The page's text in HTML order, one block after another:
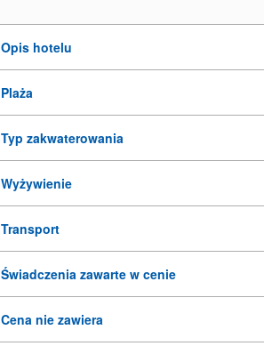
Opis hotelu
Plaża
Typ zakwaterowania
Wyżywienie
Transport
Świadczenia zawarte w cenie
Cena nie zawiera